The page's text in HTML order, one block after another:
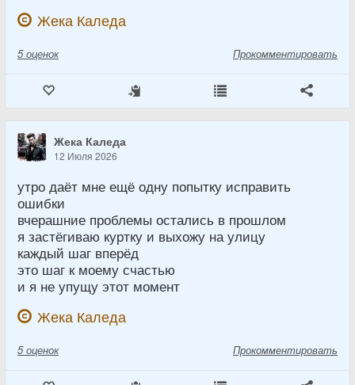
Жека Каледа
5 оценок Прокомментировать
Жека Каледа
12 Июля 2026
утро даёт мне ещё одну попытку исправить
ошибки
вчерашние проблемы остались в прошлом
я застёгиваю куртку и выхожу на улицу
каждый шаг вперёд
это шаг к моему счастью
и я не упущу этот момент
Жека Каледа
5 оценок Прокомментировать